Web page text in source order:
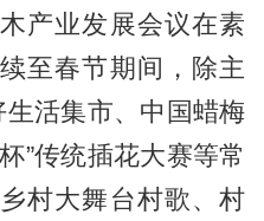
产业发展会议在素
至春节期间，除主
生活集市、中国蜡梅
”传统插花大赛等常
村大舞台村歌、村